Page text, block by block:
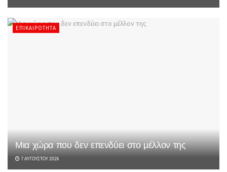
ΕΠΙΚΑΙΡΌΤΗΤΑ
Μια χώρα που δεν επενδύει στο μέλλον της
7 ΑΥΓΟΎΣΤΟΥ 2026